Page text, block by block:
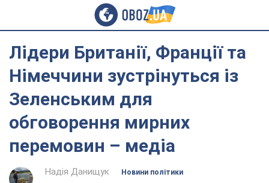
Лідери Британії, Франції та
Німеччини зустрінуться із
Зеленським для
обговорення мирних
перемовин – медіа
Надія Данищук
Новини політики